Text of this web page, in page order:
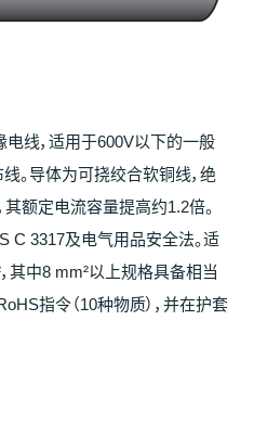
线，适用于600V以下的一般
。导体为可挠绞合软铜线，绝
额定电流容量提高约1.2倍。
C 3317及电气用品安全法。适
其中8 mm²以上规格具备相当
指令（10种物质），并在护套